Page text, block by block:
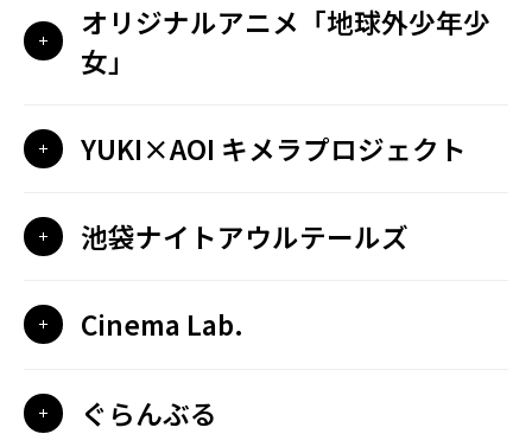
オリジナルアニメ「地球外少年少
女」
YUKI×AOI キメラプロジェクト
池袋ナイトアウルテールズ
Cinema Lab.
ぐらんぶる